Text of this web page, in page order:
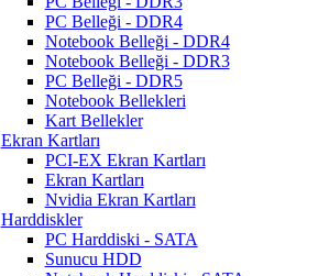
PC Belleği - DDR4
Notebook Belleği - DDR4
Notebook Belleği - DDR3
PC Belleği - DDR5
Notebook Bellekleri
Kart Bellekler
Ekran Kartları
PCI-EX Ekran Kartları
Ekran Kartları
Nvidia Ekran Kartları
Harddiskler
PC Harddiski - SATA
Sunucu HDD